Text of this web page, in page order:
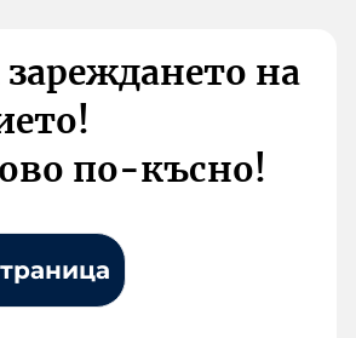
на
по-късно!